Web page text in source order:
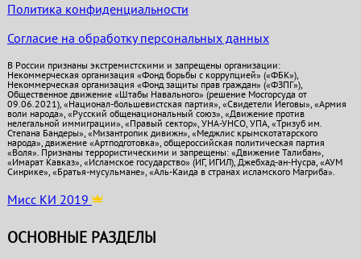
Политика конфиденциальности
Согласие на обработку персональных данных
В России признаны экстремистскими и запрещены организации:
Некоммерческая организация «Фонд борьбы с коррупцией» («ФБК»),
Некоммерческая организация «Фонд защиты прав граждан» («ФЗПГ»),
Общественное движение «Штабы Навального» (решение Мосгорсуда от
09.06.2021), «Национал-большевистская партия», «Свидетели Иеговы», «Армия
воли народа», «Русский общенациональный союз», «Движение против
нелегальной иммиграции», «Правый сектор», УНА-УНСО, УПА, «Тризуб им.
Степана Бандеры», «Мизантропик дивижн», «Меджлис крымскотатарского
народа», движение «Артподготовка», общероссийская политическая партия
«Воля». Признаны террористическими и запрещены: «Движение Талибан»,
«Имарат Кавказ», «Исламское государство» (ИГ, ИГИЛ), Джебхад-ан-Нусра, «АУМ
Синрике», «Братья-мусульмане», «Аль-Каида в странах исламского Магриба».
Мисс КИ 2019
ОСНОВНЫЕ РАЗДЕЛЫ